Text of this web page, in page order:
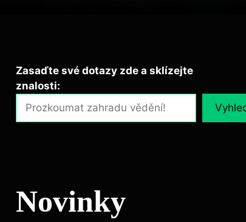
Zasaďte své dotazy zde a sklízejte
znalosti:
Novinky